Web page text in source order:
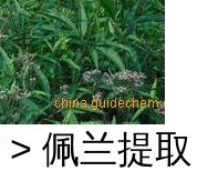
> 佩兰提取